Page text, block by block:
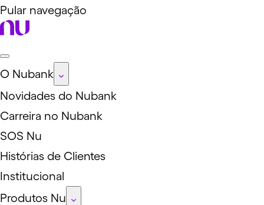
Pular navegação
O Nubank
Novidades do Nubank
Carreira no Nubank
SOS Nu
Histórias de Clientes
Institucional
Produtos Nu